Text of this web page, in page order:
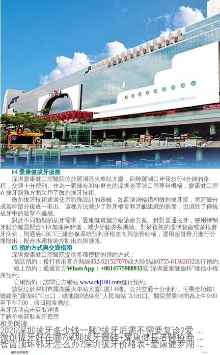
04 愛康健拔牙服務
深圳愛康健口腔醫院位於羅湖區火車站大廈，距離羅湖口岸僅步行4分鍾的路
程，交通十分便利。作為一家擁有30年曆史的深圳老字號口腔專科機構，愛康健口腔
在拔牙服務方面采用了微創拔牙技術。
微創拔牙技術通過使用特殊設計的器械，如高速渦輪鑽和微創拔牙挺，將牙齒分
成若幹部分後逐一取出。這種方法減少了對牙槽骨和牙齦組織的損傷，也消除了傳統
拔牙中的敲擊不適感。
對於不同類型的拔牙需求，愛康健實施分級診療方案。針對普通拔牙，使用特制
牙齦分離器配合STA無痛麻醉儀，減少牙齦撕裂風險。對於複雜的埋伏智齒或多根磨
牙病例，則通過CBCT三維影像系統預判牙根走向與頜骨結構，運用超聲骨刀進行分
塊取出，配合水霧技術控制出血與腫脹。
05 預約方式與交通指南
深圳愛康健口腔醫院提供多種便捷的預約方式：
·電話預約：撥打香港官方熱線852-621527070或大陸熱線0755-61302632進行預約;
·線上預約：通過官方WhatsApp：+8614775988935或“深圳愛康健齒科”微信小程
序預約;
·官網預約：訪問官方網站 www.ckj100.com進行預約;
該院位於深圳市羅湖區火車站大廈C區1-8樓。公共交通十分便利，可乘坐地鐵1
號線至“羅湖站”C出口，或地鐵9號線至“人民南站”A1出口。醫院營業時間為上午9:00
至下午7:00，假日照常應診。
看牙活动点击获取详情
了解价格获取看牙费用
相关阅读
2026深圳拔牙多少钱一颗?拔牙后需不需要复诊?爱 ...
微創拔牙好在哪?深圳拔牙幾錢+愛康健長者醫療券 ...
智齿顶坏邻牙怎么办?深圳拔牙价格表+爱康健罗湖 ...
相关医师推荐 More+